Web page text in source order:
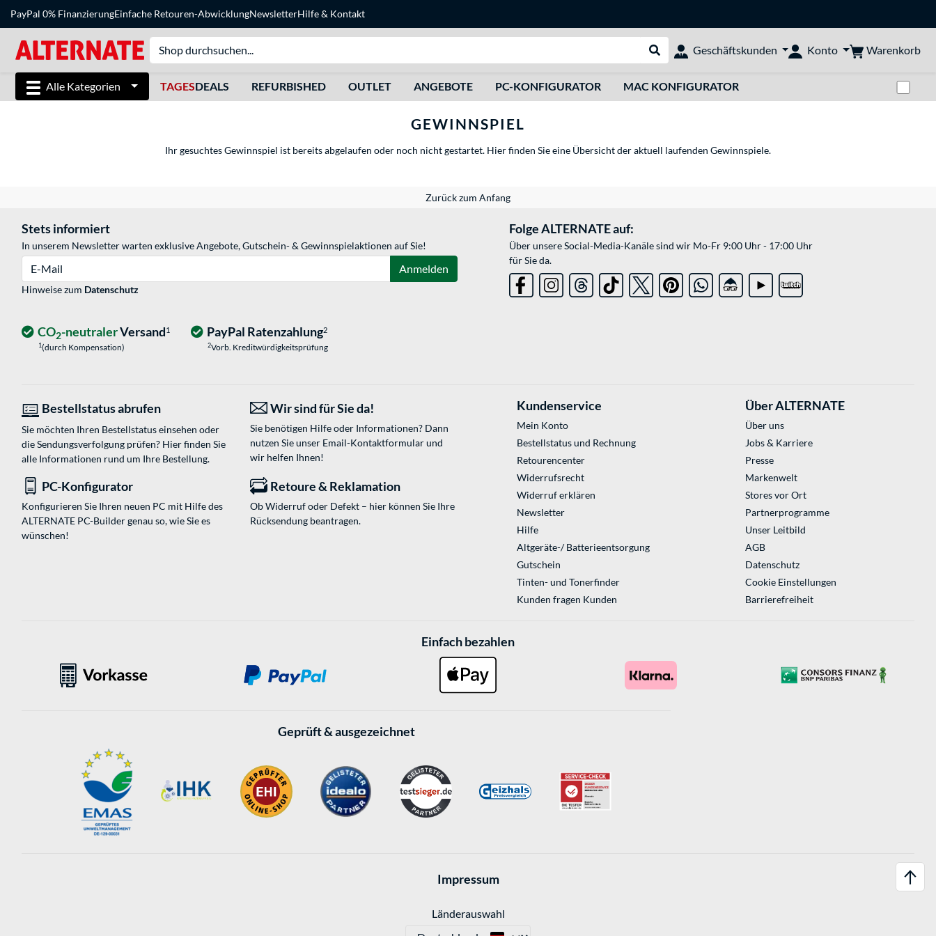
PayPal 0% FinanzierungEinfache Retouren-AbwicklungNewsletterHilfe& Kontakt
Suche durchführen
Geschäftskunden Konto Warenkorb
Alle Kategorien TAGESDEALS REFURBISHED OUTLET ANGEBOTE PC-KONFIGURATOR MAC KONFIGURATOR
GEWINNSPIEL
Ihr gesuchtes Gewinnspiel ist bereits abgelaufen oder noch nicht gestartet. Hierfinden Sie eine Übersicht der aktuell laufenden Gewinnspiele.
Zurück zum Anfang
Stets informiert
In unserem Newsletter warten exklusive Angebote, Gutschein- & Gewinnspielaktionen auf Sie!
Anmelden
Hinweise zum Datenschutz
Folge ALTERNATE auf:
Über unsere Social-Media-Kanäle sind wir Mo-Fr 9:00 Uhr - 17:00 Uhr
für Sie da.
CO2-neutralerVersand1
1(durch Kompensation)
PayPal Ratenzahlung2
2Vorb. Kreditwürdigkeitsprüfung
Bestellstatus abrufen
Sie möchten Ihren Bestellstatus einsehen oder
die Sendungsverfolgung prüfen? Hier finden Sie
alle Informationen rund um Ihre Bestellung.
Wir sind für Sie da!
Sie benötigen Hilfe oder Informationen? Dann
nutzen Sie unser Email-Kontaktformularund
wir helfen Ihnen!
PC-Konfigurator
Konfigurieren Sie Ihren neuen PC mit Hilfe des
ALTERNATE PC-Builder genau so, wie Sie es
wünschen!
Retoure & Reklamation
Ob Widerruf oder Defekt – hier können Sie Ihre
Rücksendung beantragen.
Kundenservice
Mein Konto
Bestellstatus und Rechnung
Retourencenter
Widerrufsrecht
Widerruf erklären
Newsletter
Hilfe
Altgeräte-/ Batterieentsorgung
Gutschein
Tinten- und Tonerfinder
Kunden fragen Kunden
Über ALTERNATE
Über uns
Jobs & Karriere
Presse
Markenwelt
Stores vor Ort
Partnerprogramme
Unser Leitbild
AGB
Datenschutz
Cookie Einstellungen
Barrierefreiheit
Einfach bezahlen
Geprüft & ausgezeichnet
Impressum
Länderauswahl